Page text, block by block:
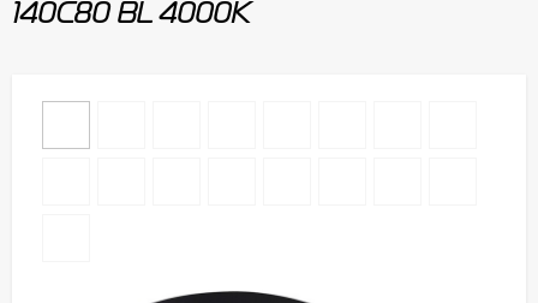
140C80 BL 4000K